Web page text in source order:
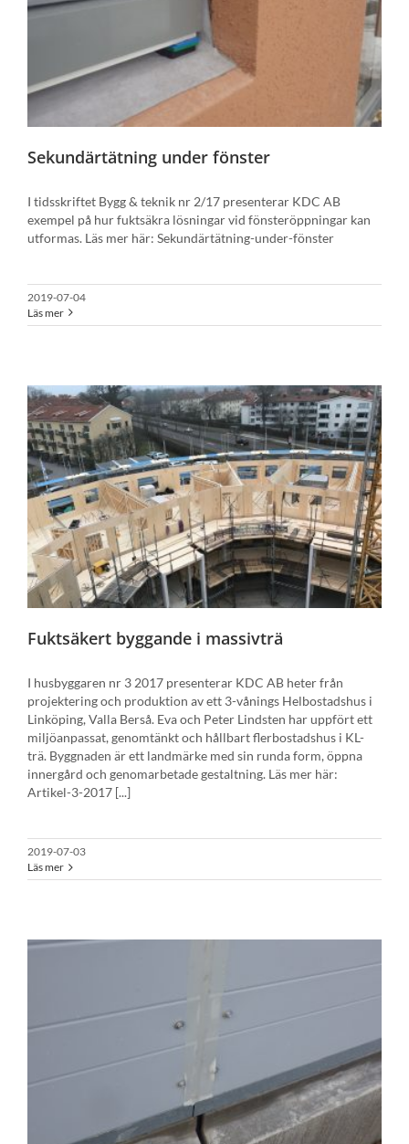
Sekundärtätning under fönster
I tidsskriftet Bygg & teknik nr 2/17 presenterar KDC AB
exempel på hur fuktsäkra lösningar vid fönsteröppningar kan
utformas. Läs mer här: Sekundärtätning-under-fönster
2019-07-04
Läs mer
Fuktsäkert byggande i massivträ
I husbyggaren nr 3 2017 presenterar KDC AB heter från
projektering och produktion av ett 3-vånings Helbostadshus i
Linköping, Valla Berså. Eva och Peter Lindsten har uppfört ett
miljöanpassat, genomtänkt och hållbart flerbostadshus i KL-
trä. Byggnaden är ett landmärke med sin runda form, öppna
innergård och genomarbetade gestaltning. Läs mer här:
Artikel-3-2017 [...]
2019-07-03
Läs mer